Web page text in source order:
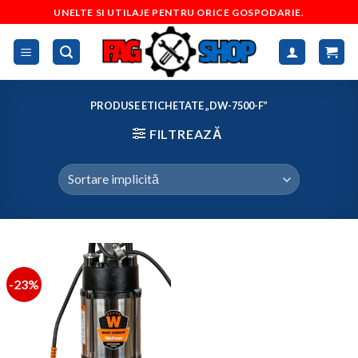
to
content
UNELTE SI UTILAJE PENTRU ORICE GOSPODARIE.
PRODUSE ETICHETATE „DW-7500-F”
FILTREAZĂ
-23%